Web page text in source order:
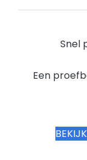
Snel
Een